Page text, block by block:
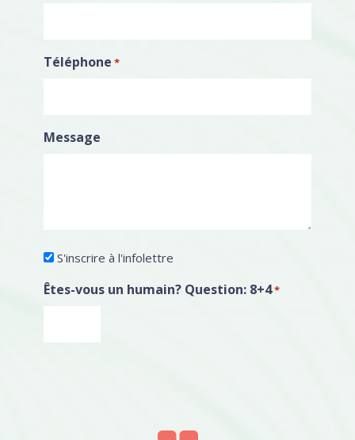
Téléphone *
Message
Infolettre
S'inscrire à l'infolettre
Êtes-vous un humain? Question: 8+4*